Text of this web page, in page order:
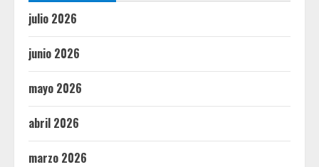
julio 2026
junio 2026
mayo 2026
abril 2026
marzo 2026